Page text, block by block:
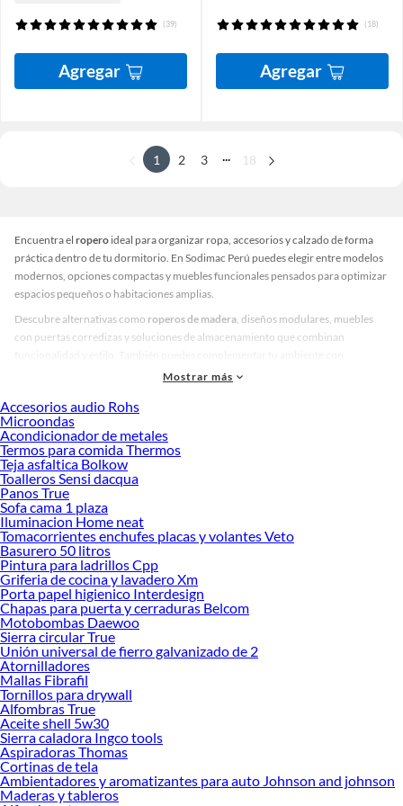
(39)
Agregar
(18)
Agregar
1 2 3 18
Encuentra el ropero ideal para organizar ropa, accesorios y calzado de forma
práctica dentro de tu dormitorio. En Sodimac Perú puedes elegir entre modelos
modernos, opciones compactas y muebles funcionales pensados para optimizar
espacios pequeños o habitaciones amplias.
Descubre alternativas como roperos de madera, diseños modulares, muebles
con puertas corredizas y soluciones de almacenamiento que combinan
y muebles organizadores para crear dormitorios más cómodos y
Roperos modernos para dormitorios funcionales
Losroperosmodernos destacan por integrar espacios para colgar prendas,
cajones internos y compartimentos que facilitan la organización diaria. Existen
diseños minimalistas, industriales y contemporáneos que se adaptan a diferentes
estilos decorativos.
Muchos usuarios buscan modelos con acabados elegantes y buena capacidad de
almacenamiento para complementar camas y muebles principales. Puedes crear
ambientes más armónicos junto a
dormitorios modernos.
Cómo elegir el ropero ideal según el espacio disponible
Elegir unropero armableadecuado depende del tamaño del dormitorio, la
cantidad de ropa y el tipo de organización que necesites. Para habitaciones
pequeñas suelen recomendarse modelos compactos con puertas corredizas o
diseños verticales que aprovechen mejor cada área.
En dormitorios amplios destacan alternativas como el
opciones con múltiples divisiones y muebles con espejo integrado. También es
importante considerar materiales resistentes y fáciles de mantener para uso
diario.
Ventajas de los roperos con espejo y almacenamiento integrado
Mostrar más
Accesorios audio Rohs
Microondas
Acondicionador de metales
Termos para comida Thermos
Teja asfaltica Bolkow
Toalleros Sensi dacqua
Panos True
Sofa cama 1 plaza
Iluminacion Home neat
Tomacorrientes enchufes placas y volantes Veto
Basurero 50 litros
Pintura para ladrillos Cpp
Griferia de cocina y lavadero Xm
Porta papel higienico Interdesign
Chapas para puerta y cerraduras Belcom
Motobombas Daewoo
Sierra circular True
Unión universal de fierro galvanizado de 2
Atornilladores
Mallas Fibrafil
Tornillos para drywall
Alfombras True
Aceite shell 5w30
Sierra caladora Ingco tools
Aspiradoras Thomas
Cortinas de tela
Ambientadores y aromatizantes para auto Johnson and johnson
Maderas y tableros